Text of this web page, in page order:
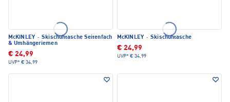
McKINLEY · Skischuhtasche Seitenfach
& Umhängeriemen
€ 24,99
UVP* € 34,99
McKINLEY · Skischuhtasche
€ 24,99
UVP* € 34,99